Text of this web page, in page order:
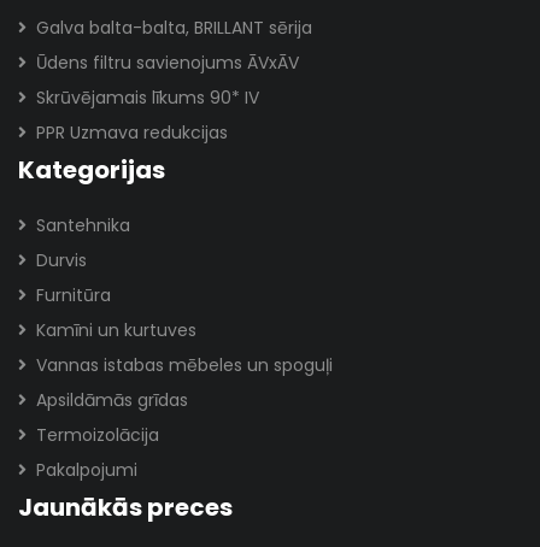
Galva balta-balta, BRILLANT sērija
Ūdens filtru savienojums ĀVxĀV
Skrūvējamais līkums 90* IV
PPR Uzmava redukcijas
Kategorijas
Santehnika
Durvis
Furnitūra
Kamīni un kurtuves
Vannas istabas mēbeles un spoguļi
Apsildāmās grīdas
Termoizolācija
Pakalpojumi
Jaunākās preces